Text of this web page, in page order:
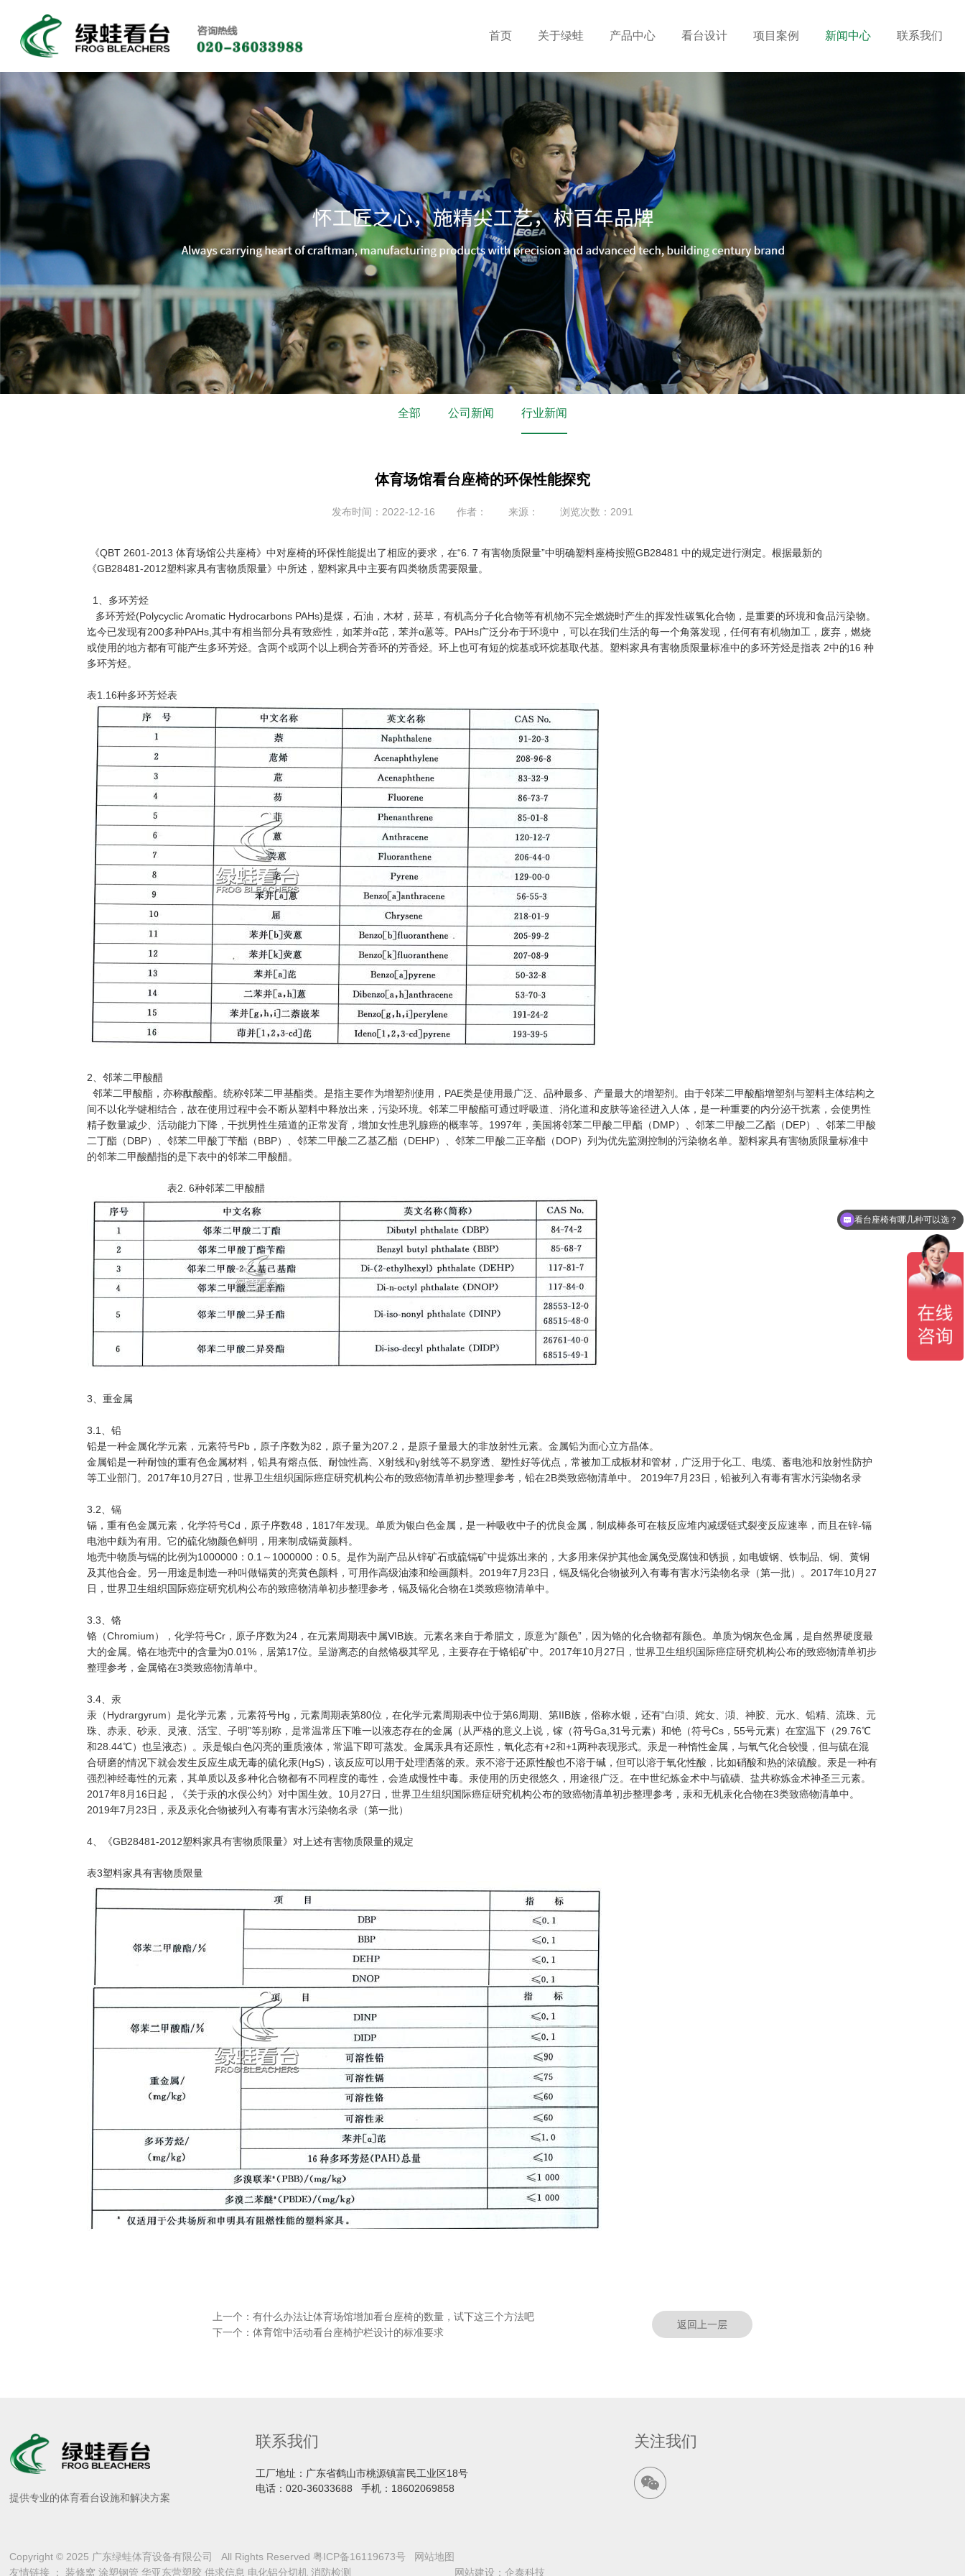
首页 关于绿蛙 产品中心 看台设计 项目案例 新闻中心 联系我们
全部 公司新闻 行业新闻
体育场馆看台座椅的环保性能探究
发布时间：2022-12-16 作者： 来源： 浏览次数：2091
《QBT 2601-2013 体育场馆公共座椅》中对座椅的环保性能提出了相应的要求，在“6. 7 有害物质限量”中明确塑料座椅按照GB28481 中的规定进行测定。根据最新的
《GB28481-2012塑料家具有害物质限量》中所述，塑料家具中主要有四类物质需要限量。
1、多环芳烃
多环芳烃(Polycyclic Aromatic Hydrocarbons PAHs)是煤，石油，木材，菸草，有机高分子化合物等有机物不完全燃烧时产生的挥发性碳氢化合物，是重要的环境和食品污染物。
迄今已发现有200多种PAHs,其中有相当部分具有致癌性，如苯并α芘，苯并α蒽等。PAHs广泛分布于环境中，可以在我们生活的每一个角落发现，任何有有机物加工，废弃，燃烧
或使用的地方都有可能产生多环芳烃。含两个或两个以上稠合芳香环的芳香烃。环上也可有短的烷基或环烷基取代基。塑料家具有害物质限量标准中的多环芳烃是指表 2中的16 种
多环芳烃。
表1.16种多环芳烃表
2、邻苯二甲酸醋
邻苯二甲酸酯，亦称酞酸酯。统称邻苯二甲基酯类。是指主要作为增塑剂使用，PAE类是使用最广泛、品种最多、产量最大的增塑剂。由于邻苯二甲酸酯增塑剂与塑料主体结构之
间不以化学键相结合，故在使用过程中会不断从塑料中释放出来，污染环境。邻苯二甲酸酯可通过呼吸道、消化道和皮肤等途径进入人体，是一种重要的内分泌干扰素，会使男性
精子数量减少、活动能力下降，干扰男性生殖道的正常发育，增加女性患乳腺癌的概率等。1997年，美国将邻苯二甲酸二甲酯（DMP）、邻苯二甲酸二乙酯（DEP）、邻苯二甲酸
二丁酯（DBP）、邻苯二甲酸丁苄酯（BBP）、邻苯二甲酸二乙基乙酯（DEHP）、邻苯二甲酸二正辛酯（DOP）列为优先监测控制的污染物名单。塑料家具有害物质限量标准中
的邻苯二甲酸醋指的是下表中的邻苯二甲酸醋。
表2. 6种邻苯二甲酸醋
3、重金属
3.1、铅
铅是一种金属化学元素，元素符号Pb，原子序数为82，原子量为207.2，是原子量最大的非放射性元素。金属铅为面心立方晶体。
金属铅是一种耐蚀的重有色金属材料，铅具有熔点低、耐蚀性高、X射线和γ射线等不易穿透、塑性好等优点，常被加工成板材和管材，广泛用于化工、电缆、蓄电池和放射性防护
等工业部门。2017年10月27日，世界卫生组织国际癌症研究机构公布的致癌物清单初步整理参考，铅在2B类致癌物清单中。 2019年7月23日，铅被列入有毒有害水污染物名录
3.2、镉
镉，重有色金属元素，化学符号Cd，原子序数48，1817年发现。单质为银白色金属，是一种吸收中子的优良金属，制成棒条可在核反应堆内减缓链式裂变反应速率，而且在锌-镉
电池中颇为有用。它的硫化物颜色鲜明，用来制成镉黄颜料。
地壳中物质与镉的比例为1000000：0.1～1000000：0.5。是作为副产品从锌矿石或硫镉矿中提炼出来的，大多用来保护其他金属免受腐蚀和锈损，如电镀钢、铁制品、铜、黄铜
及其他合金。另一用途是制造一种叫做镉黄的亮黄色颜料，可用作高级油漆和绘画颜料。2019年7月23日，镉及镉化合物被列入有毒有害水污染物名录（第一批）。2017年10月27
日，世界卫生组织国际癌症研究机构公布的致癌物清单初步整理参考，镉及镉化合物在1类致癌物清单中。
3.3、铬
铬（Chromium），化学符号Cr，原子序数为24，在元素周期表中属ⅥB族。元素名来自于希腊文，原意为“颜色”，因为铬的化合物都有颜色。单质为钢灰色金属，是自然界硬度最
大的金属。铬在地壳中的含量为0.01%，居第17位。呈游离态的自然铬极其罕见，主要存在于铬铅矿中。2017年10月27日，世界卫生组织国际癌症研究机构公布的致癌物清单初步
整理参考，金属铬在3类致癌物清单中。
3.4、汞
汞（Hydrargyrum）是化学元素，元素符号Hg，元素周期表第80位，在化学元素周期表中位于第6周期、第IIB族，俗称水银，还有“白澒、姹女、澒、神胶、元水、铅精、流珠、元
珠、赤汞、砂汞、灵液、活宝、子明”等别称，是常温常压下唯一以液态存在的金属（从严格的意义上说，镓（符号Ga,31号元素）和铯（符号Cs，55号元素）在室温下（29.76℃
和28.44℃）也呈液态）。汞是银白色闪亮的重质液体，常温下即可蒸发。金属汞具有还原性，氧化态有+2和+1两种表现形式。汞是一种惰性金属，与氧气化合较慢，但与硫在混
合研磨的情况下就会发生反应生成无毒的硫化汞(HgS)，该反应可以用于处理洒落的汞。汞不溶于还原性酸也不溶于碱，但可以溶于氧化性酸，比如硝酸和热的浓硫酸。汞是一种有
强烈神经毒性的元素，其单质以及多种化合物都有不同程度的毒性，会造成慢性中毒。汞使用的历史很悠久，用途很广泛。在中世纪炼金术中与硫磺、盐共称炼金术神圣三元素。
2017年8月16日起，《关于汞的水俣公约》对中国生效。10月27日，世界卫生组织国际癌症研究机构公布的致癌物清单初步整理参考，汞和无机汞化合物在3类致癌物清单中。
2019年7月23日，汞及汞化合物被列入有毒有害水污染物名录（第一批）
4、《GB28481-2012塑料家具有害物质限量》对上述有害物质限量的规定
表3塑料家具有害物质限量
上一个： 有什么办法让体育场馆增加看台座椅的数量，试下这三个方法吧
下一个： 体育馆中活动看台座椅护栏设计的标准要求
返回上一层
提供专业的体育看台设施和解决方案
联系我们
工厂地址：广东省鹤山市桃源镇富民工业区18号
电话： 020-36033688 手机： 18602069858
关注我们
Copyright © 2025 广东绿蛙体育设备有限公司 All Rights Reserved 粤ICP备16119673号
网站地图
友情链接 ： 装修窝 涂塑钢管 华亚东营塑胶 供求信息 电化铝分切机 消防检测 网站建设 ： 企泰科技
做一套看台座椅要多少钱？